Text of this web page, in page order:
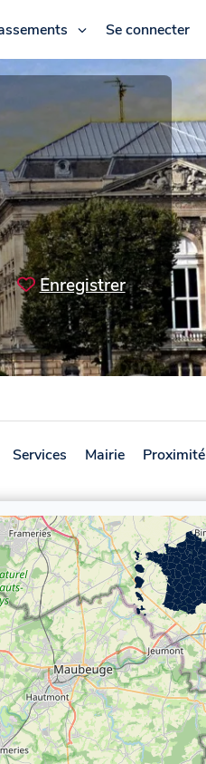
Se connecter
Enregistrer
Services Mairie Proximité